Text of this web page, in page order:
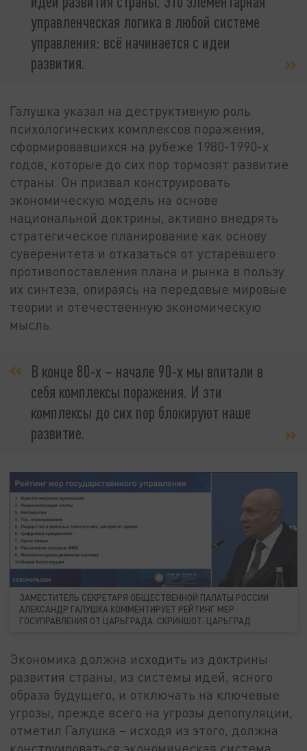
управленческая логика в любой системе
управления: всё начинается с идеи
развития.
Галушка указал на деструктивную роль
психологических комплексов поражения,
сформировавшихся на рубеже 1980-1990-х
годов, которые до сих пор тормозят развитие
страны. Он призвал конструировать
экономическую модель на основе
национальной доктрины, активно внедрять
стратегическое планирование как основу
суверенитета и отказаться от устаревшего
противопоставления плана и рынка в пользу
их синтеза, опираясь на передовые мировые
теории и отечественную экономическую
мысль.
В конце 80-х – начале 90-х мы впитали в
себя комплексы поражения. И эти
комплексы до сих пор блокируют наше
развитие.
ЗАМЕСТИТЕЛЬ СЕКРЕТАРЯ ОБЩЕСТВЕННОЙ ПАЛАТЫ РОССИИ
АЛЕКСАНДР ГАЛУШКА КОММЕНТИРУЕТ РЕЙТИНГ МЕР
ГОСУПРАВЛЕНИЯ ОТ ЦАРЬГРАДА. СКРИНШОТ: ЦАРЬГРАД
Экономика должна исходить из доктрины
развития страны, из системы идей, ясного
образа будущего, и отключать на ключевые
угрозы, прежде всего на угрозы депопуляции,
отметил Галушка – исходя из этого, должна